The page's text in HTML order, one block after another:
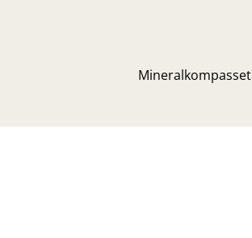
Mineralkompasset